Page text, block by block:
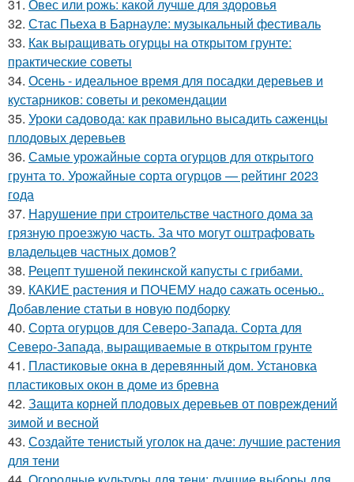
31. Овес или рожь: какой лучше для здоровья
32. Стас Пьеха в Барнауле: музыкальный фестиваль
33. Как выращивать огурцы на открытом грунте:
практические советы
34. Осень - идеальное время для посадки деревьев и
кустарников: советы и рекомендации
35. Уроки садовода: как правильно высадить саженцы
плодовых деревьев
36. Самые урожайные сорта огурцов для открытого
грунта то. Урожайные сорта огурцов — рейтинг 2023
года
37. Нарушение при строительстве частного дома за
грязную проезжую часть. За что могут оштрафовать
владельцев частных домов?
38. Рецепт тушеной пекинской капусты с грибами.
39. КАКИЕ растения и ПОЧЕМУ надо сажать осенью..
Добавление статьи в новую подборку
40. Сорта огурцов для Северо-Запада. Сорта для
Северо-Запада, выращиваемые в открытом грунте
41. Пластиковые окна в деревянный дом. Установка
пластиковых окон в доме из бревна
42. Защита корней плодовых деревьев от повреждений
зимой и весной
43. Создайте тенистый уголок на даче: лучшие растения
для тени